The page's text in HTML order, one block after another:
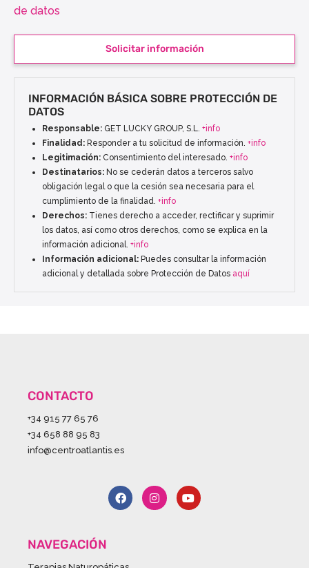
de datos
Solicitar información
INFORMACIÓN BÁSICA SOBRE PROTECCIÓN DE
DATOS
Responsable: GET LUCKY GROUP, S.L. +info
Finalidad: Responder a tu solicitud de información. +info
Legitimación: Consentimiento del interesado. +info
Destinatarios: No se cederán datos a terceros salvo
obligación legal o que la cesión sea necesaria para el
cumplimiento de la finalidad. +info
Derechos: Tienes derecho a acceder, rectificar y suprimir
los datos, así como otros derechos, como se explica en la
información adicional. +info
Información adicional: Puedes consultar la información
adicional y detallada sobre Protección de Datos aquí
CONTACTO
+34 915 77 65 76
+34 658 88 95 83
info@centroatlantis.es
NAVEGACIÓN